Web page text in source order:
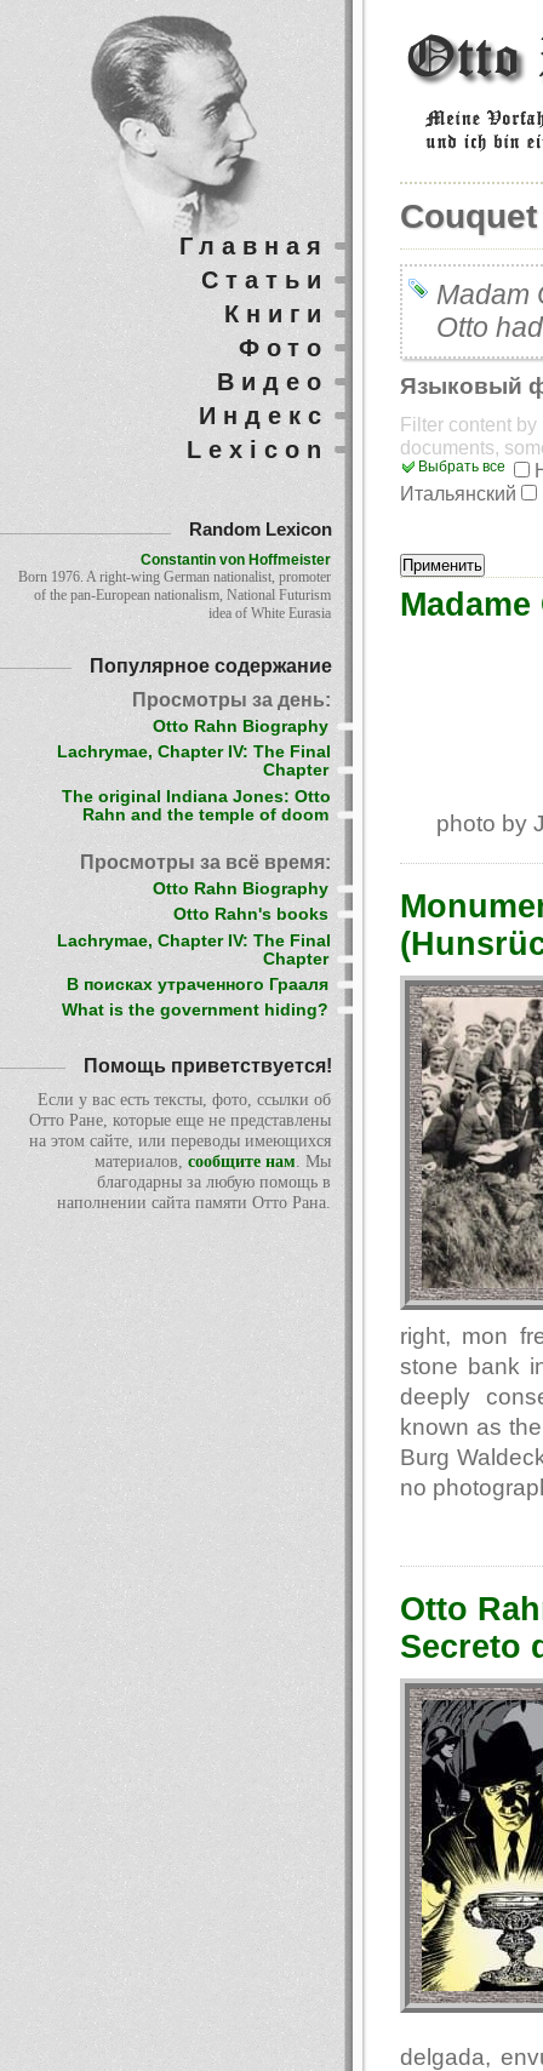
Couquet
Madam
Otto
Языковый
Filter content
documents,
Выбрать все
Итальянский
photo by
right, mon
stone bank
deeply
known as
Burg
no
Otto
Secreto
delgada,
Главная
Статьи
Книги
Фото
Видео
Индекс
Lexicon
Random Lexicon
Constantin von Hoffmeister
Born 1976. A right-wing German nationalist, promoter
of the pan-European nationalism, National Futurism
idea of White Eurasia
Популярное содержание
Просмотры за день:
Otto Rahn Biography
Lachrymae, Chapter IV: The Final
Chapter
The original Indiana Jones: Otto
Rahn and the temple of doom
Просмотры за всё время:
Otto Rahn Biography
Otto Rahn's books
Lachrymae, Chapter IV: The Final
Chapter
В поисках утраченного Грааля
What is the government hiding?
Помощь приветствуется!
Если у вас есть тексты, фото, ссылки об
Отто Ране, которые еще не представлены
на этом сайте, или переводы имеющихся
материалов, сообщите нам. Мы
благодарны за любую помощь в
наполнении сайта памяти Отто Рана.